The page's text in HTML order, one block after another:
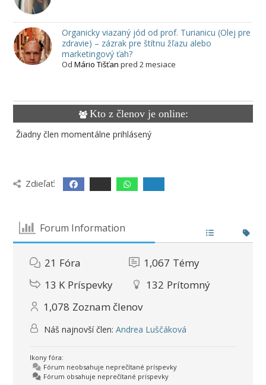
Organicky viazaný jód od prof. Turianicu (Olej pre
zdravie) – zázrak pre štítnu žľazu alebo
marketingový ťah?
Od Mário Tišťan pred 2 mesiace
Kto z členov je online:
Žiadny člen momentálne prihlásený
Zdieľať:
Forum Information
21 Fóra 1,067 Témy
13 K Príspevky 132 Prítomný
1,078 Zoznam členov
Náš najnovší člen:Andrea Luščáková
Ikony fóra:
Fórum neobsahuje neprečítané príspevky
Fórum obsahuje neprečítané príspevky